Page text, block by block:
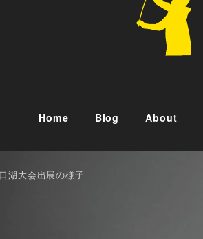
Home Blog About
湖大会出展の様子